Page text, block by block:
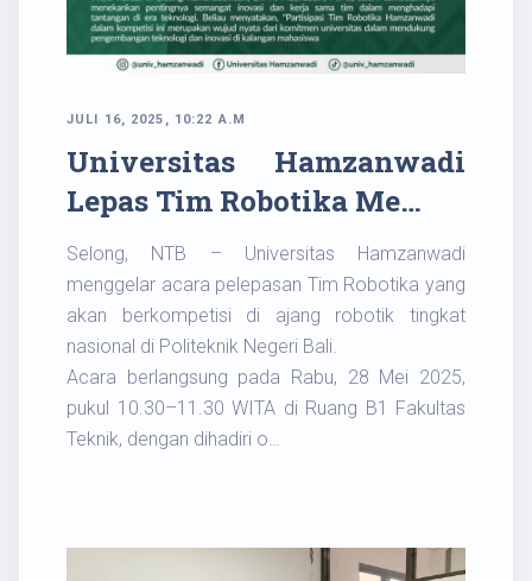
JULI 16, 2025, 10:22 A.M
Universitas Hamzanwadi
Lepas Tim Robotika Me…
Selong, NTB – Universitas Hamzanwadi
menggelar acara pelepasan Tim Robotika yang
akan berkompetisi di ajang robotik tingkat
nasional di Politeknik Negeri Bali.
Acara berlangsung pada Rabu, 28 Mei 2025,
pukul 10.30–11.30 WITA di Ruang B1 Fakultas
Teknik, dengan dihadiri o…